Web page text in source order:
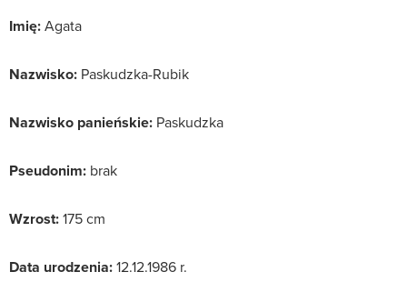
Imię:Agata
Nazwisko: Paskudzka-Rubik
Nazwisko panieńskie: Paskudzka
Pseudonim: brak
Wzrost:175 cm
Data urodzenia:12.12.1986 r.